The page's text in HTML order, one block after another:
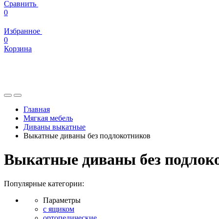
Сравнить
0
Избранное
0
Корзина
Главная
Мягкая мебель
Диваны выкатные
Выкатные диваны без подлокотников
Выкатные диваны без
Популярные категории:
Параметры
с ящиком